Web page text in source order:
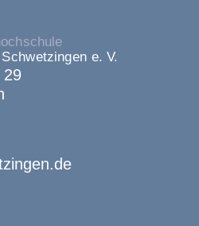
29